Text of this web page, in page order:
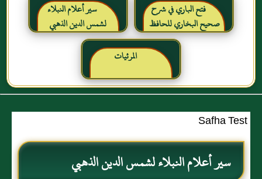
فتح الباري في شرح
صحيح البخاري للحافظ
ابن حجر العسقلاني
سير أعلام النبلاء
لشمس الدين الذهبي
المرئيات
Safha Test
سير أعلام النبلاء لشمس الدين الذهبي